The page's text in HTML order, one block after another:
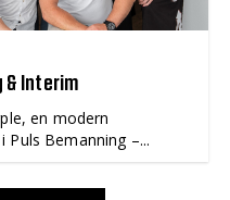
& Interim
en modern
Bemanning –...